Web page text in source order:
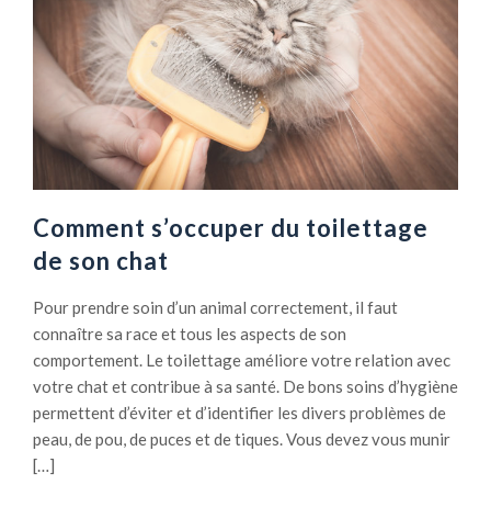
Comment s’occuper du toilettage
de son chat
Pour prendre soin d’un animal correctement, il faut
connaître sa race et tous les aspects de son
comportement. Le toilettage améliore votre relation avec
votre chat et contribue à sa santé. De bons soins d’hygiène
permettent d’éviter et d’identifier les divers problèmes de
peau, de pou, de puces et de tiques. Vous devez vous munir
[…]